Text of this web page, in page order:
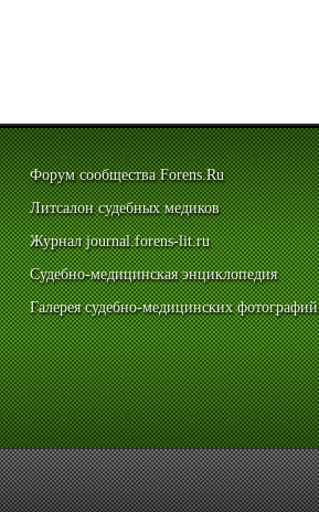
Форум сообщества Forens.Ru
Литсалон судебных медиков
Журнал journal.forens-lit.ru
Судебно-медицинская энциклопедия
Галерея судебно-медицинских фотографий